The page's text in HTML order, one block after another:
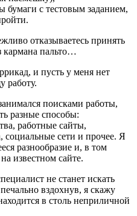
бумаги с тестовым заданием,
отказываетесь принять
кармана пальто…
и пусть у меня нет
работу.
поисками работы,
разные способы:
работные сайты,
социальные сети и прочее. Я
разнообразие и, в том
известном сайте.
не станет искать
вздохнув, я скажу
в столь неприличной